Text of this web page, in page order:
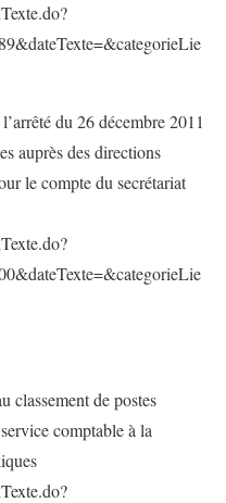
du 26 décembre 2011
auprès des directions
le compte du secrétariat
classement de postes
comptable à la